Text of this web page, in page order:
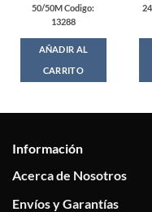
50/50M Codigo:
13288
AÑADIR AL
CARRITO
Información
Acerca de Nosotros
Envíos y Garantías